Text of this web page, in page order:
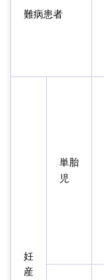
難病患者
妊
産
単胎
児